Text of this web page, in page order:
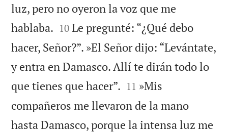
luz, pero no oyeron la voz que me
hablaba. 

10 Le pregunté: “¿Qué debo
hacer, Señor?”. »El Señor dijo: “Levántate,
y entra en Damasco. Allí te dirán todo lo
que tienes que hacer”. 

11 »Mis
compañeros me llevaron de la mano
hasta Damasco, porque la intensa luz me